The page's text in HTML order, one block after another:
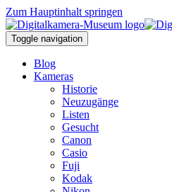
Zum Hauptinhalt springen
Toggle navigation
Blog
Kameras
Historie
Neuzugänge
Listen
Gesucht
Canon
Casio
Fuji
Kodak